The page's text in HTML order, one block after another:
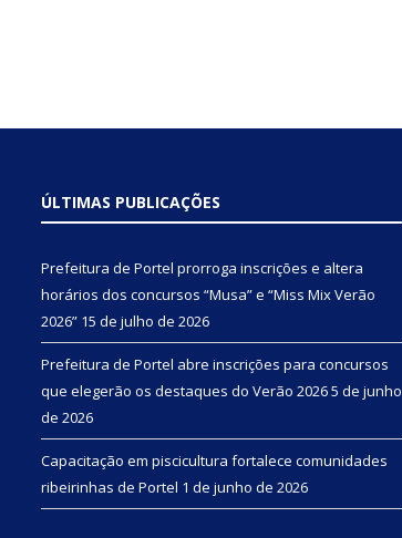
ÚLTIMAS PUBLICAÇÕES
Prefeitura de Portel prorroga inscrições e altera
horários dos concursos “Musa” e “Miss Mix Verão
2026” 15 de julho de 2026
Prefeitura de Portel abre inscrições para concursos
que elegerão os destaques do Verão 20265 de junho
de 2026
Capacitação em piscicultura fortalece comunidades
ribeirinhas de Portel 1 de junho de 2026